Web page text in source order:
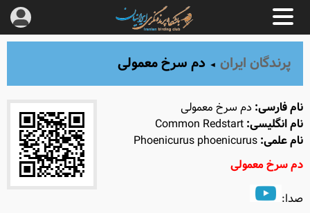
پرندگان ایران ◄ دم‌ سرخ معمولی
نام فارسی:دم‌ سرخ معمولی
نام انگلیسی:
نام علمی:
دم سرخ معمولی
صدا: